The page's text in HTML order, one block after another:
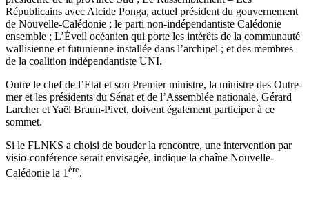
Républicains avec Alcide Ponga, actuel président du gouvernement
de Nouvelle-Calédonie ; le parti non-indépendantiste Calédonie
ensemble ; L’Éveil océanien qui porte les intérêts de la communauté
wallisienne et futunienne installée dans l’archipel ; et des membres
de la coalition indépendantiste UNI.
Outre le chef de l’Etat et son Premier ministre, la ministre des Outre-
mer et les présidents du Sénat et de l’Assemblée nationale, Gérard
Larcher et Yaël Braun-Pivet, doivent également participer à ce
sommet.
Si le FLNKS a choisi de bouder la rencontre, une intervention par
visio-conférence serait envisagée, indique la chaîne Nouvelle-
Calédonie la 1 ère.